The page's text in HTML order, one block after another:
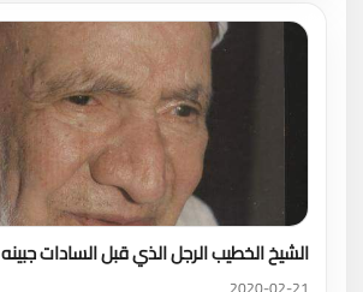
الشيخ الخطيب الرجل الذي قبل السادات جبينه